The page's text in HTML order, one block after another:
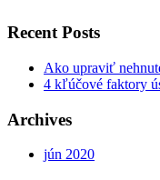
Recent Posts
Ako upraviť
4 kľúčové faktory
Archives
jún 2020